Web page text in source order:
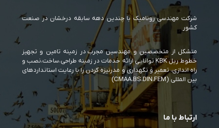
شرکت مهندسی رونامیک با چندین دهه سابقه درخشان در صنعت
کشور
متشکل از متخصصین و مهندسین مجرب در زمینه تامین و تجهیز
خطوط ریل KBK توانایی ارائه خدمات در زمینه طراحی،ساخت،نصب و
راه اندازی، تعمیر و نگهداری و مدرنیزه کردن را با رعایت استانداردهای
بین المللی (CMAA،BS،DIN،FEM)
ارتباط با ما